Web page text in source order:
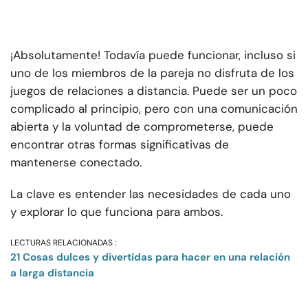
¡Absolutamente! Todavía puede funcionar, incluso si
uno de los miembros de la pareja no disfruta de los
juegos de relaciones a distancia. Puede ser un poco
complicado al principio, pero con una comunicación
abierta y la voluntad de comprometerse, puede
encontrar otras formas significativas de
mantenerse conectado.
La clave es entender las necesidades de cada uno
y explorar lo que funciona para ambos.
LECTURAS RELACIONADAS :
21 Cosas dulces y divertidas para hacer en una relación
a larga distancia